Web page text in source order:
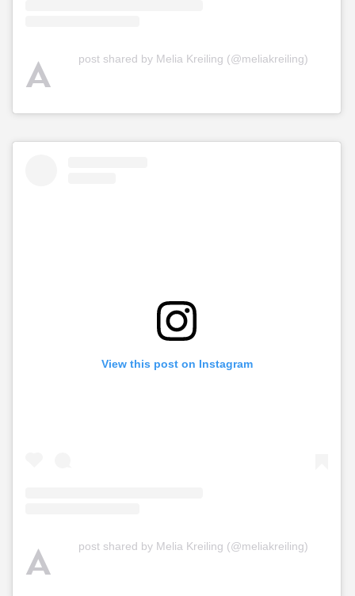
A post shared by Melia Kreiling (@meliakreiling)
View this post on Instagram
A post shared by Melia Kreiling (@meliakreiling)